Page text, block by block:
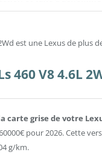
est une Lexus de plus
460 V8 4.6L
carte grise de votre
pour 2026. Cette
g/km.